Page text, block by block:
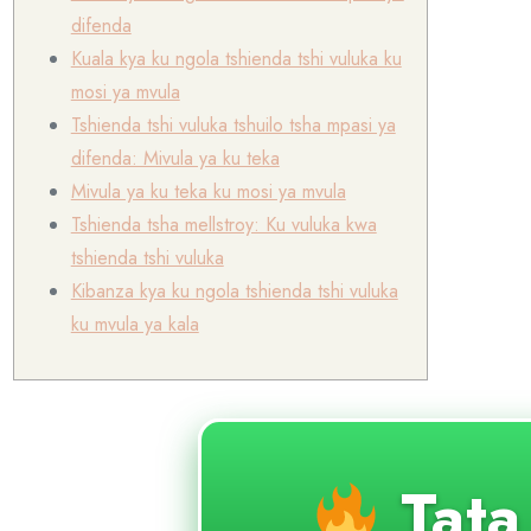
difenda
Kuala kya ku ngola tshienda tshi vuluka ku
mosi ya mvula
Tshienda tshi vuluka tshuilo tsha mpasi ya
difenda: Mivula ya ku teka
Mivula ya ku teka ku mosi ya mvula
Tshienda tsha mellstroy: Ku vuluka kwa
tshienda tshi vuluka
Kibanza kya ku ngola tshienda tshi vuluka
ku mvula ya kala